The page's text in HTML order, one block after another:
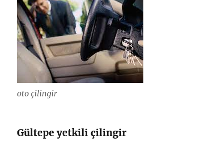
oto çilingir
Gültepe yetkili çilingir